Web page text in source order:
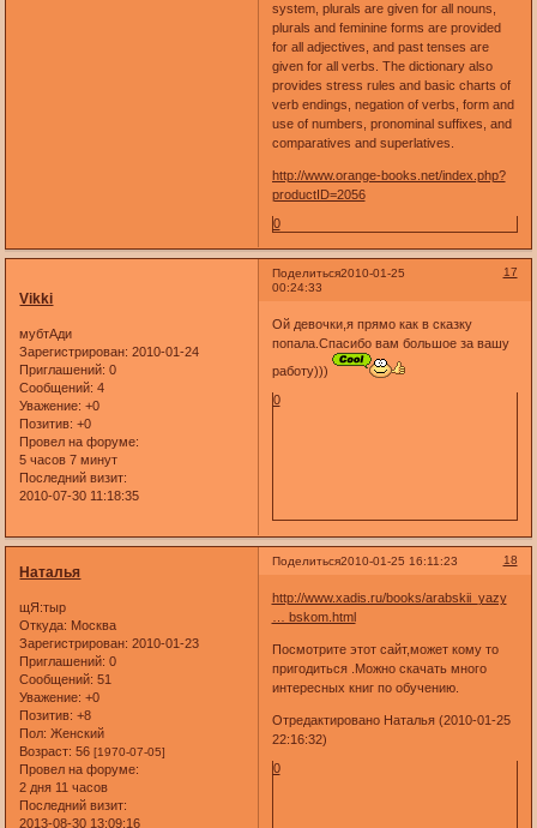
system, plurals are given for all nouns,
plurals and feminine forms are provided
for all adjectives, and past tenses are
given for all verbs. The dictionary also
provides stress rules and basic charts of
verb endings, negation of verbs, form and
use of numbers, pronominal suffixes, and
comparatives and superlatives.
http://www.orange-books.net/index.php?
productID=2056
0
Поделиться 17
2010-01-25
00:24:33
Vikki
мубтАди
Зарегистрирован: 2010-01-24
Приглашений: 0
Сообщений: 4
Уважение: +0
Позитив: +0
Провел на форуме:
5 часов 7 минут
Последний визит:
2010-07-30 11:18:35
Ой девочки,я прямо как в сказку
попала.Спасибо вам большое за вашу
работу)))
0
Поделиться 18
2010-01-25 16:11:23
Наталья
щЯ:тыр
Откуда: Москва
Зарегистрирован: 2010-01-23
Приглашений: 0
Сообщений: 51
Уважение: +0
Позитив: +8
Пол: Женский
Возраст: 56[1970-07-05]
Провел на форуме:
2 дня 11 часов
Последний визит:
2013-08-30 13:09:16
http://www.xadis.ru/books/arabskii_yazy
… bskom.html
Посмотрите этот сайт,может кому то
пригодиться .Можно скачать много
интересных книг по обучению.
Отредактировано Наталья (2010-01-25
22:16:32)
0